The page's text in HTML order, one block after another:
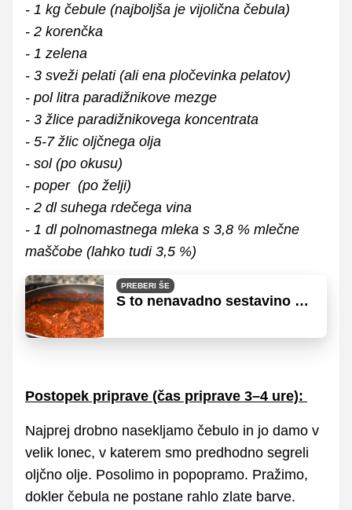
- 1 kg čebule (najboljša je vijolična čebula)
- 2 korenčka
- 1 zelena
- 3 sveži pelati (ali ena pločevinka pelatov)
- pol litra paradižnikove mezge
- 3 žlice paradižnikovega koncentrata
- 5-7 žlic oljčnega olja
- sol (po okusu)
- poper (po želji)
- 2 dl suhega rdečega vina
- 1 dl polnomastnega mleka s 3,8 % mlečne
maščobe (lahko tudi 3,5 %)
PREBERI ŠE
S to nenavadno sestavino bo
Postopek priprave (čas priprave 3–4 ure):
Najprej drobno nasekljamo čebulo in jo damo v
velik lonec, v katerem smo predhodno segreli
oljčno olje. Posolimo in popopramo. Pražimo,
dokler čebula ne postane rahlo zlate barve.